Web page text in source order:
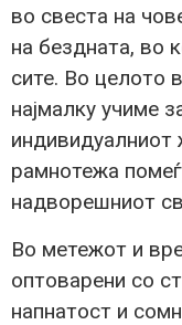
во свеста на
на бездната, во
сите. Во целото
најмалку учиме
рамнотежа
надворешниот
Во метежот и
оптоварени со
напнатост и